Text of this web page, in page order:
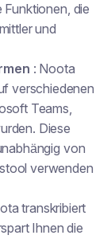
Funktionen, die
und
: Noota
verschiedenen
Teams,
Diese
von
verwenden
transkribiert
Ihnen die